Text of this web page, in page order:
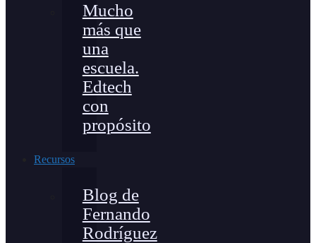
Mucho
más que
una
escuela.
Edtech
con
propósito
Recursos
Blog de
Fernando
Rodríguez